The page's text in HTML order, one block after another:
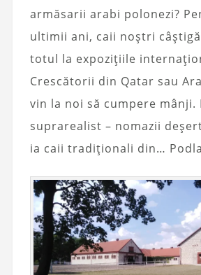
armăsarii arabi polonezi?
ultimii ani, caii noștri
totul la expozițiile
Crescătorii din Qatar sau
vin la noi să cumpere mânji.
suprarealist – nomazii
ia caii tradiționali din…